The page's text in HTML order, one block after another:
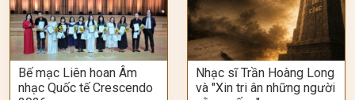
Bế mạc Liên hoan Âm
nhạc Quốc tế Crescendo
Nhạc sĩ Trần Hoàng Long
và "Xin tri ân những người